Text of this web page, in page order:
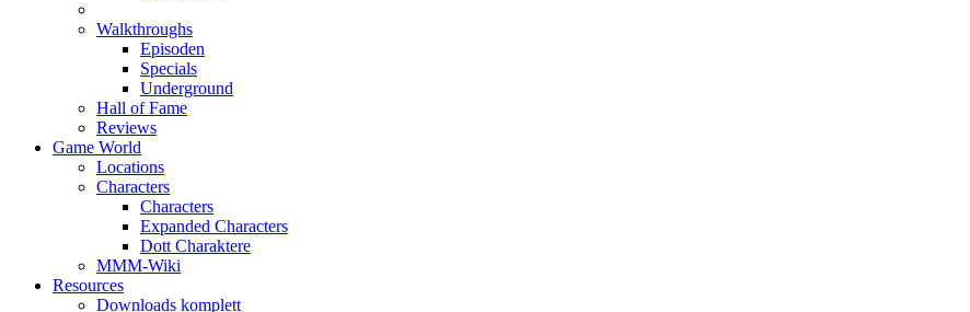
Walkthroughs
Episoden
Specials
Underground
Hall of Fame
Reviews
Game World
Locations
Characters
Characters
Expanded Characters
Dott Charaktere
MMM-Wiki
Resources
Downloads komplett